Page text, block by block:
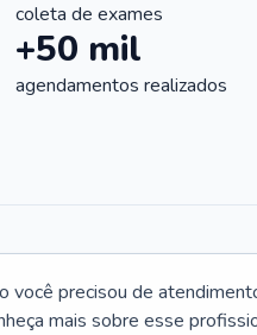
coleta de exames
+50 mil
agendamentos realizados
você precisou de
mais sobre esse